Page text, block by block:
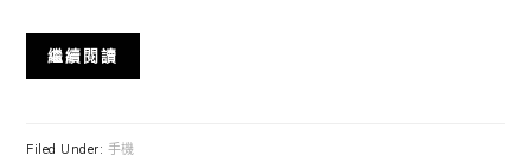
繼續閱讀
Filed Under: 手機